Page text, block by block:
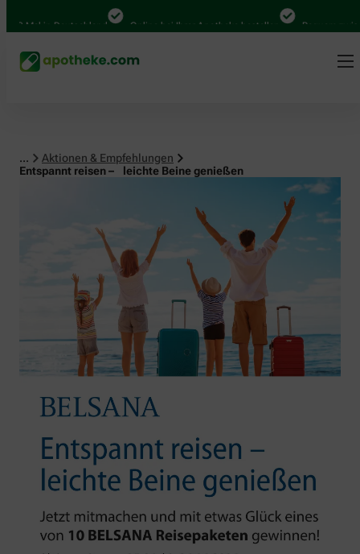
in Deutschland Online bei Ihrer Apotheke bestellen Bequem zwischen
...
Aktionen & Empfehlungen
Entspannt reisen – leichte Beine genießen